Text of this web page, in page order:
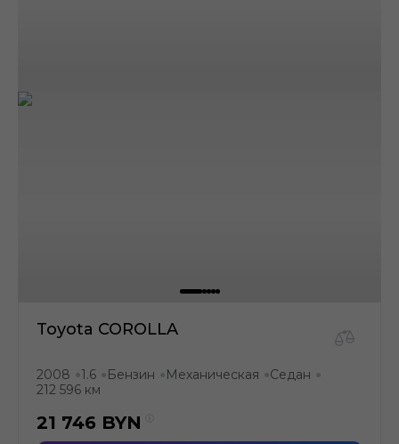
Toyota COROLLA
2008 ●1.6 ● Бензин ● Механическая ●Седан ●
212 596 км
21 746 BYN